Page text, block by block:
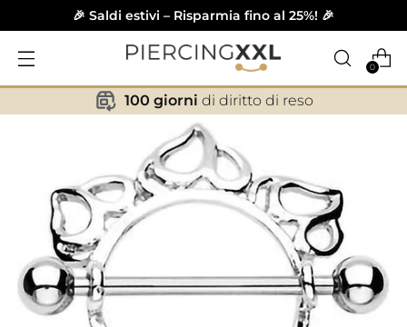
🎉 Saldi estivi – Risparmia fino al 25%! 🎉
0
✕
100 giorni di diritto di reso